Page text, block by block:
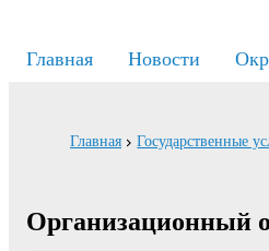
Главная Новости
Главная Государственные
Организационный